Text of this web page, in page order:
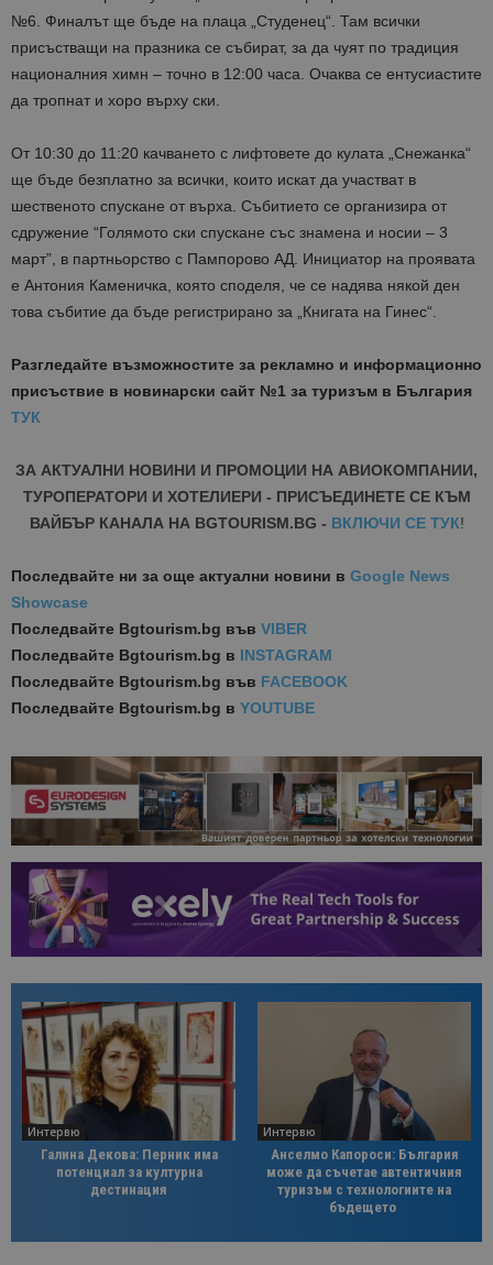
№6. Финалът ще бъде на плаца „Студенец“. Там всички
присъстващи на празника се събират, за да чуят по традиция
националния химн – точно в 12:00 часа. Очаква се ентусиастите
да тропнат и хоро върху ски.
От 10:30 до 11:20 качването с лифтовете до кулата „Снежанка“
ще бъде безплатно за всички, които искат да участват в
шественото спускане от върха. Събитието се организира от
сдружение “Голямото ски спускане със знамена и носии – 3
март”, в партньорство с Пампорово АД. Инициатор на проявата
е Антония Каменичка, която споделя, че се надява някой ден
това събитие да бъде регистрирано за „Книгата на Гинес“.
Разгледайте възможностите за рекламно и информационно
присъствие в новинарски сайт №1 за туризъм в България
ТУК
ЗА АКТУАЛНИ НОВИНИ И ПРОМОЦИИ НА АВИОКОМПАНИИ,
ТУРОПЕРАТОРИ И ХОТЕЛИЕРИ - ПРИСЪЕДИНЕТЕ СЕ КЪМ
ВАЙБЪР КАНАЛА НА BGTOURISM.BG - ВКЛЮЧИ СЕ ТУК!
Последвайте ни за още актуални новини в Google News
Showcase
Последвайте Bgtourism.bg във VIBER
Последвайте Bgtourism.bg в INSTAGRAM
Последвайте Bgtourism.bg във FACEBOOK
Последвайте Bgtourism.bg в YOUTUBE
Интервю
Галина Декова: Перник има
потенциал за културна
дестинация
Интервю
Анселмо Капороси: България
може да съчетае автентичния
туризъм с технологиите на
бъдещето